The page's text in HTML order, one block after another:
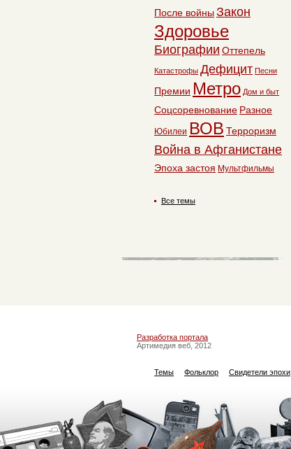
После войны Закон
Здоровье
Биографии Оттепель
Катастрофы Дефицит Песни
Премии Метро Дом и быт
Соцсоревнование Разное
Юбилеи ВОВ Терроризм
Война в Афганистане
Эпоха застоя Мультфильмы
Все темы
Разработка портала
Артимедия веб, 2012
Темы Фольклор Свидетели эпохи